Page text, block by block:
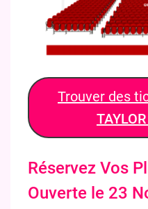
Trouver des
TAYLOR
Réservez Vos
Ouverte le 23